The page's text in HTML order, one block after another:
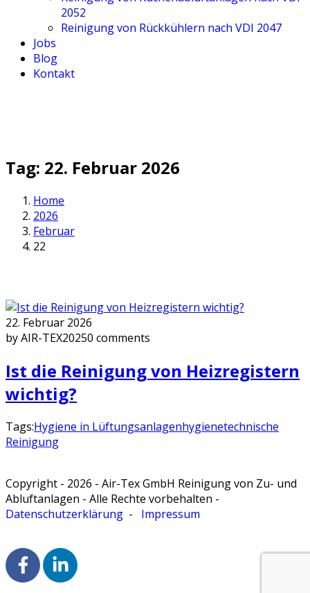
2052
Rei­ni­gung von Rück­küh­lern nach VDI 2047
Jobs
Blog
Kon­takt
Tag: 22. Februar 2026
Home
2026
Februar
22
22. Februar 2026
by AIR-TEX20250 comments
Ist die Rei­ni­gung von Heiz­re­gis­tern
wich­tig?
Tags:Hygiene in Lüftungsanlagenhygienetechnische
Reinigung
Copyright - 2026 - Air-Tex GmbH Reinigung von Zu- und
Abluftanlagen - Alle Rechte vorbehalten -
Datenschutzerklärung - Impressum